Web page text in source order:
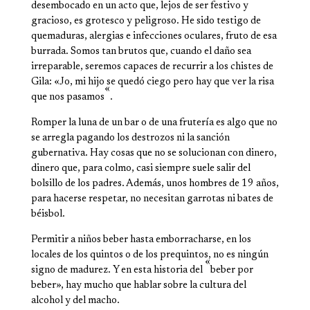
desembocado en un acto que, lejos de ser festivo y
gracioso, es grotesco y peligroso. He sido testigo de
quemaduras, alergias e infec­ciones oculares, fruto de esa
burrada. Somos tan brutos que, cuando el daño sea
irrepa­rable, seremos capaces de re­currir a los chistes de
Gila: «Jo, mi hijo se quedó ciego pero hay que ver la risa
que nos pasamos
«
.
Romper la luna de un bar o de una frutería es algo que no
se arregla pagando los destrozos ni la sanción
gubernativa. Hay cosas que no se solucionan con dinero,
dinero que, para colmo, casi siempre suele salir del
bolsillo de los padres. Además, unos hombres de 19 años,
para hacerse respetar, no necesitan garrotas ni bates de
béisbol.
Permitir a niños beber hasta emborracharse, en los
locales de los quintos o de los pre­quintos, no es ningún
signo de madurez. Y en esta historia del
«
beber por
beber», hay mucho que hablar sobre la cultura del
alcohol y del macho.